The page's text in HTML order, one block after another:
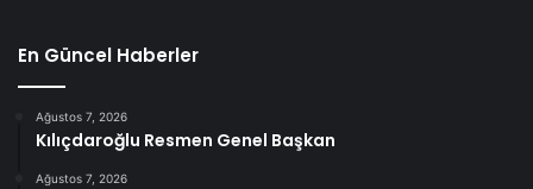
En Güncel Haberler
Ağustos 7, 2026
Kılıçdaroğlu Resmen Genel Başkan
Ağustos 7, 2026